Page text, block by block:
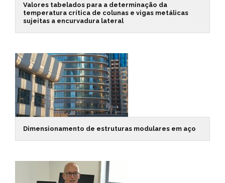
Valores tabelados para a determinação da
temperatura crítica de colunas e vigas metálicas
sujeitas a encurvadura lateral
Dimensionamento de estruturas modulares em aço